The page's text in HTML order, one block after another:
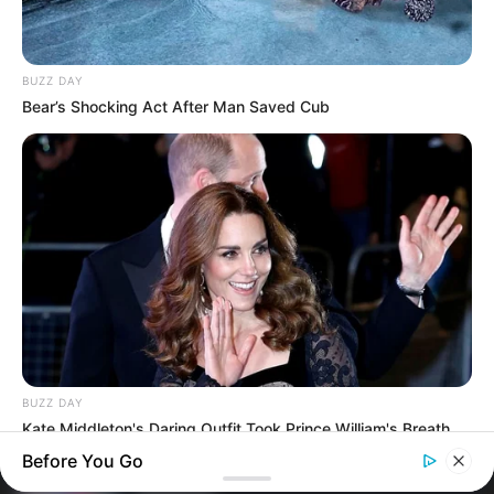
falsificar visitas que nunca aconteceram.
R$ 4,61 bilhões para 2,7 milhões de
contribuintes.
MATÉRIAS EM DESTAQUES
Agente de Saúde é indiciada por
falsificar visitas que nunca aconteceram.
Câmara dos Deputados: anuênios,
triênios, quinquênios, sexta-parte e
licenças-prêmio entram no debate.
passo a passo para conseguir o
BUZZ DAY
Bear’s Shocking Act After Man Saved Cub
BUZZ DAY
Kate Middleton's Daring Outfit Took Prince William's Breath
Away
Before You Go